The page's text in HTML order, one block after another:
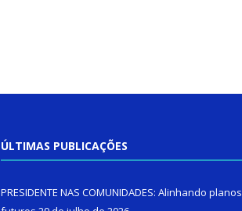
ÚLTIMAS PUBLICAÇÕES
PRESIDENTE NAS COMUNIDADES: Alinhando planos